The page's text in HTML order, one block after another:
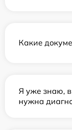
Какие
Я уже знаю,
нужна